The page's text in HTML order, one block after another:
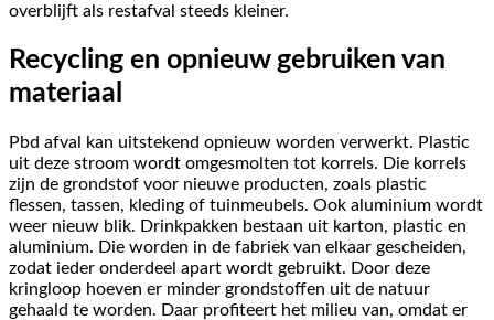
overblijft als restafval steeds kleiner.
Recycling en opnieuw gebruiken van
materiaal
Pbd afval kan uitstekend opnieuw worden verwerkt. Plastic
uit deze stroom wordt omgesmolten tot korrels. Die korrels
zijn de grondstof voor nieuwe producten, zoals plastic
flessen, tassen, kleding of tuinmeubels. Ook aluminium wordt
weer nieuw blik. Drinkpakken bestaan uit karton, plastic en
aluminium. Die worden in de fabriek van elkaar gescheiden,
zodat ieder onderdeel apart wordt gebruikt. Door deze
kringloop hoeven er minder grondstoffen uit de natuur
gehaald te worden. Daar profiteert het milieu van, omdat er